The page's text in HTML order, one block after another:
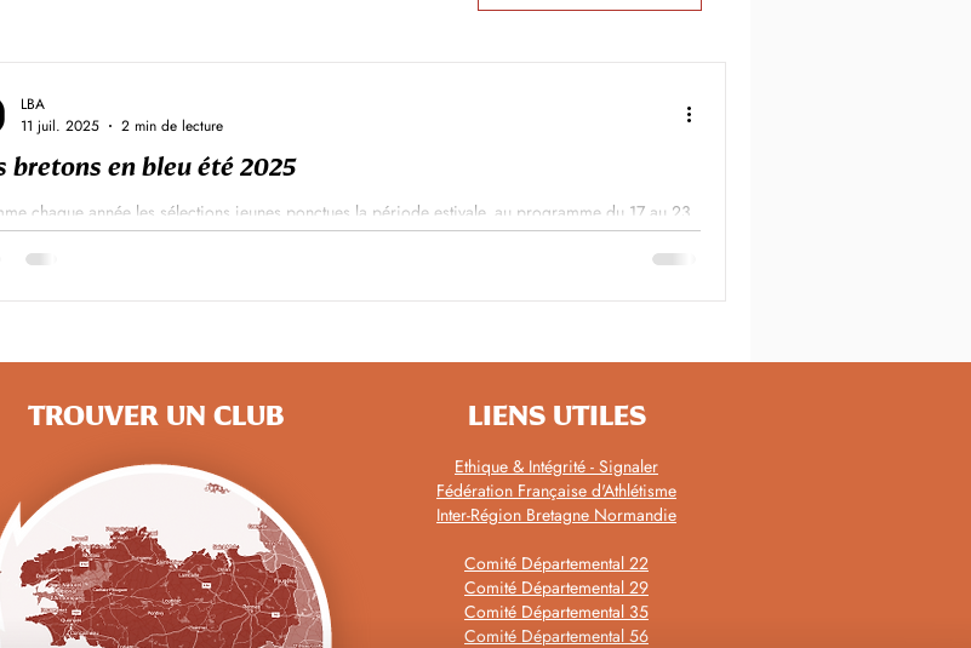
bretons en bleu été 2025
chaque année les sélections jeunes ponctues la période estivale, au programme du 17 au 23
à Bergen en Norvège 🇳🇴 les...
LBA
11 juil. 2025
2 min de lecture
LIENS UTILES
Ethique & Intégrité - Signaler
Fédération Française d'Athlétisme
Inter-Région Bretagne Normandie
Comité Départemental 22
Comité Départemental 29
Comité Départemental 35
Comité Départemental 56
TROUVER UN CLUB